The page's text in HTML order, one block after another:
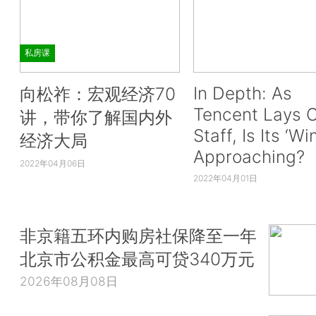
私房课
向松祚：宏观经济70
讲，带你了解国内外
经济大局
2022年04月06日
In Depth: As
Tencent Lays
Staff, Is Its
Approaching?
2022年04月01日
非京籍五环内购房社保降至一年
北京市公积金最高可贷340万元
2026年08月08日